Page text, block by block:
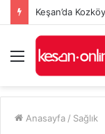
Keşan’da
Menü
Anasayfa / Sağlık